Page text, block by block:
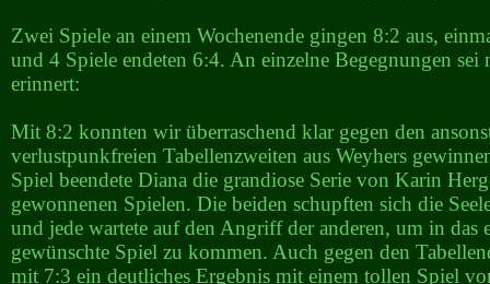
Zwei Spiele an einem Wochenende gingen 8:2 aus,
und 4 Spiele endeten 6:4. An einzelne Begegnungen sei
erinnert:
Mit 8:2 konnten wir überraschend klar gegen den
verlustpunkfreien Tabellenzweiten aus Weyhers
Spiel beendete Diana die grandiose Serie von Karin
gewonnenen Spielen. Die beiden schupften sich die
und jede wartete auf den Angriff der anderen, um in das
gewünschte Spiel zu kommen. Auch gegen den
mit 7:3 ein deutliches Ergebnis mit einem tollen Spiel